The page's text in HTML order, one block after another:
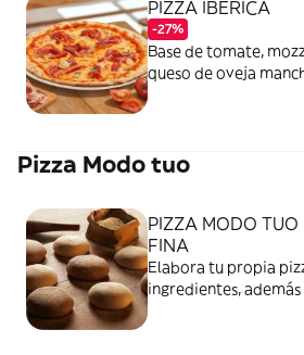
PIZZA IBÉRICA
-27%
Base de tomate,
queso de oveja
Pizza Modo tuo
PIZZA MODO
FINA
Elabora tu propia
ingredientes, además